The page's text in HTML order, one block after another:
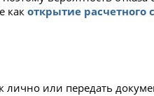
какоткрытие расчетного
лично или передать